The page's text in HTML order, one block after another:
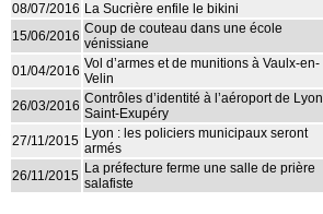
08/07/2016 La Sucrière enfile le bikini
15/06/2016 Coup de couteau dans une école
vénissiane
01/04/2016 Vol d’armes et de munitions à Vaulx-en-
Velin
26/03/2016 Contrôles d’identité à l’aéroport de Lyon
Saint-Exupéry
27/11/2015 Lyon : les policiers municipaux seront
armés
26/11/2015 La préfecture ferme une salle de prière
salafiste